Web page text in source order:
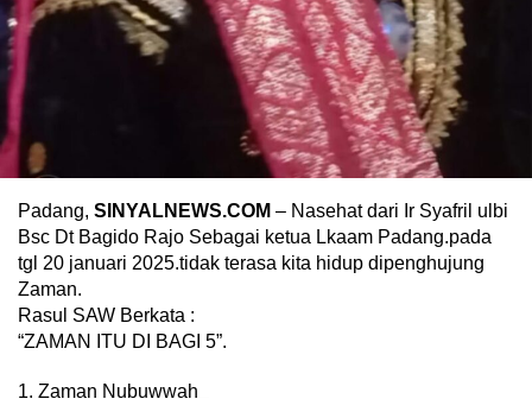
Padang, SINYALNEWS.COM – Nasehat dari Ir Syafril ulbi
Bsc Dt Bagido Rajo Sebagai ketua Lkaam Padang.pada
tgl 20 januari 2025.tidak terasa kita hidup dipenghujung
Zaman.
Rasul SAW Berkata :
“ZAMAN ITU DI BAGI 5”.
1. Zaman Nubuwwah_